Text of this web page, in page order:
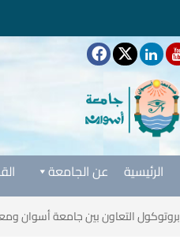
عن الجامعة الرئيسية
بروتوكول التعاون بين جامعة أسوان